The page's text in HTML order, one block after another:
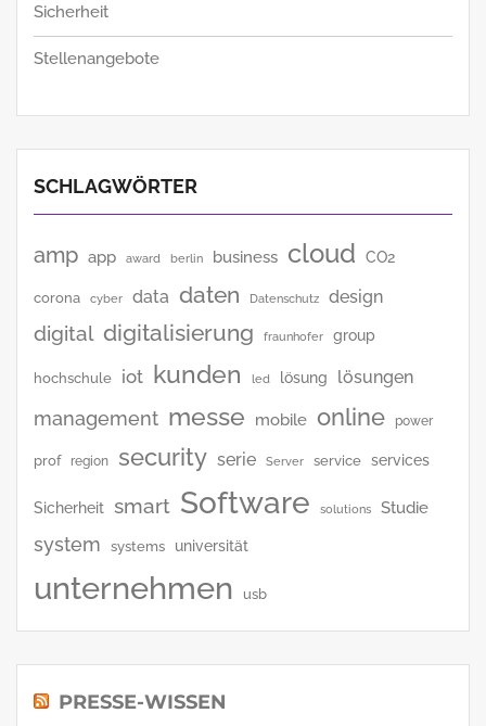
Sicherheit
Stellenangebote
SCHLAGWÖRTER
amp app award berlin business cloud CO2
corona cyber data daten Datenschutz design
digital digitalisierung fraunhofer group
hochschule iot kunden led lösung lösungen
management messe mobile online power
prof region security serie Server service services
Sicherheit smart Software solutions Studie
system systems universität
unternehmen usb
PRESSE-WISSEN